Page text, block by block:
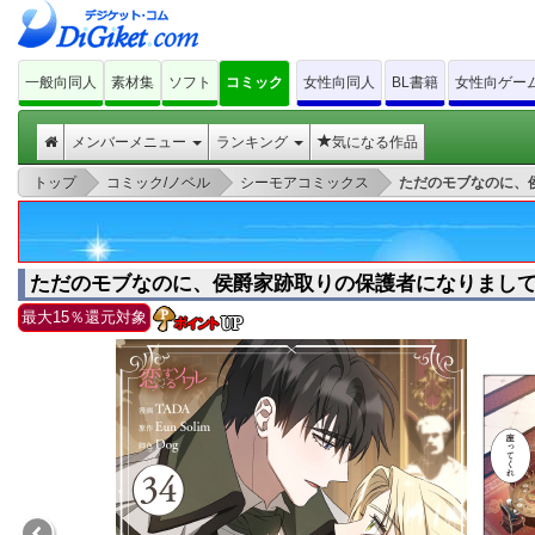
一般向同人 素材集 ソフト コミック 女性向同人 BL書籍 女性向ゲー
メンバーメニュー ランキング 気になる作品
トップ > コミック/ノベル > シーモアコミックス > ただのモブなのに、
ただのモブなのに、侯爵家跡取りの保護者になりまし
最大15％還元対象